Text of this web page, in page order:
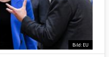
Bild: EU